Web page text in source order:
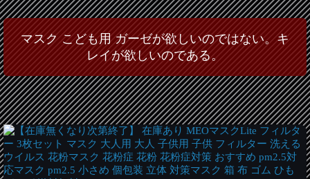
マスク こども用 ガーゼが欲しいのではない。キ
レイが欲しいのである。